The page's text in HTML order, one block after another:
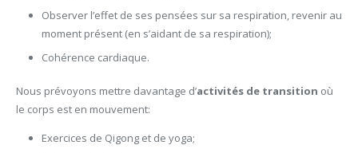
Observer l’effet de ses pensées sur sa respiration, revenir au
moment présent (en s’aidant de sa respiration);
Cohérence cardiaque.
Nous prévoyons mettre davantage d’activités de transition où
le corps est en mouvement:
Exercices de Qigong et de yoga;